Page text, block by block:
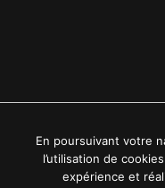
2022 ©
En poursuivant votre
l’utilisation de
expérience et